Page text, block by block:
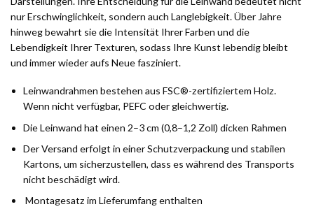
nur Erschwinglichkeit, sondern auch Langlebigkeit. Über Jahre
hinweg bewahrt sie die Intensität Ihrer Farben und die
Lebendigkeit Ihrer Texturen, sodass Ihre Kunst lebendig bleibt
und immer wieder aufs Neue fasziniert.
Leinwandrahmen bestehen aus FSC®-zertifiziertem Holz.
Wenn nicht verfügbar, PEFC oder gleichwertig.
Die Leinwand hat einen 2–3 cm (0,8–1,2 Zoll) dicken Rahmen
Der Versand erfolgt in einer Schutzverpackung und stabilen
Kartons, um sicherzustellen, dass es während des Transports
nicht beschädigt wird.
Montagesatz im Lieferumfang enthalten